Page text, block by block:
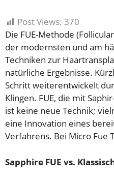
Post Views: 370
Die FUE-Methode
der modernsten und am
Techniken zur
natürliche Ergebnisse.
Schritt weiterentwickelt
Klingen. FUE, die mit
ist keine neue Technik;
eine Innovation eines
Verfahrens. Bei Micro Fue
Sapphire FUE vs.